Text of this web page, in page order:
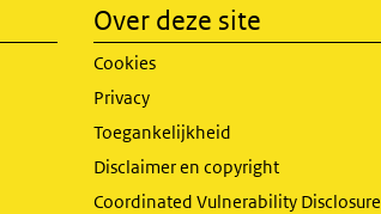
Over deze site
Cookies
Privacy
Toegankelijkheid
Disclaimer en copyright
Coordinated Vulnerability Disclosure